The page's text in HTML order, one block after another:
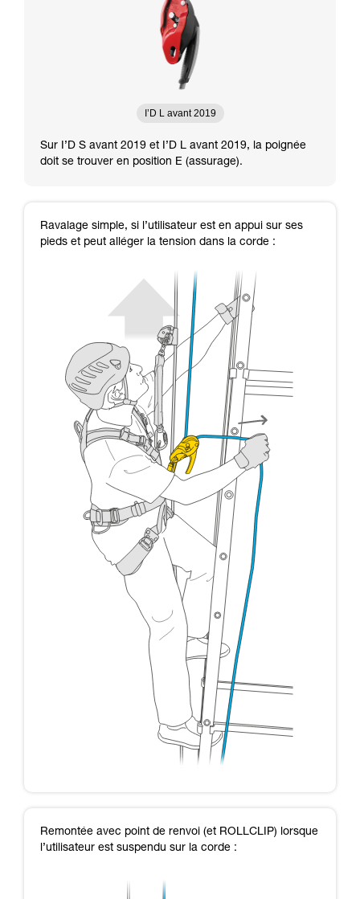
I’D L avant 2019
Sur I’D S avant 2019 et I’D L avant 2019, la poignée
doit se trouver en position E (assurage).
Ravalage simple, si l’utilisateur est en appui sur ses
pieds et peut alléger la tension dans la corde :
Remontée avec point de renvoi (et ROLLCLIP) lorsque
l’utilisateur est suspendu sur la corde :